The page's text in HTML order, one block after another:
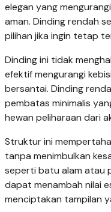
elegan yang
aman. Dinding rendah
pilihan jika ingin tetap
Dinding ini tidak
efektif mengurangi
bersantai. Dinding
pembatas minimalis
hewan peliharaan dari
Struktur ini
tanpa menimbulkan
seperti batu alam atau
dapat menambah nilai
menciptakan tampilan